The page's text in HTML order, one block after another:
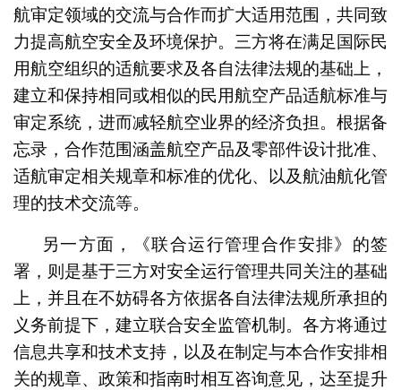
航审定领域的交流与合作而扩大适用范围，共同致
力提高航空安全及环境保护。三方将在满足国际民
用航空组织的适航要求及各自法律法规的基础上，
建立和保持相同或相似的民用航空产品适航标准与
审定系统，进而减轻航空业界的经济负担。根据备
忘录，合作范围涵盖航空产品及零部件设计批准、
适航审定相关规章和标准的优化、以及航油航化管
理的技术交流等。
另一方面，《联合运行管理合作安排》的签
署，则是基于三方对安全运行管理共同关注的基础
上，并且在不妨碍各方依据各自法律法规所承担的
义务前提下，建立联合安全监管机制。各方将通过
信息共享和技术支持，以及在制定与本合作安排相
关的规章、政策和指南时相互咨询意见，达至提升